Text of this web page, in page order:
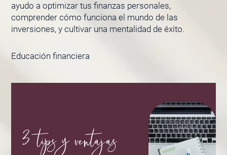
ayudo a optimizar tus finanzas personales,
comprender cómo funciona el mundo de las
inversiones, y cultivar una mentalidad de éxito.
Educación financieraPÁGINA